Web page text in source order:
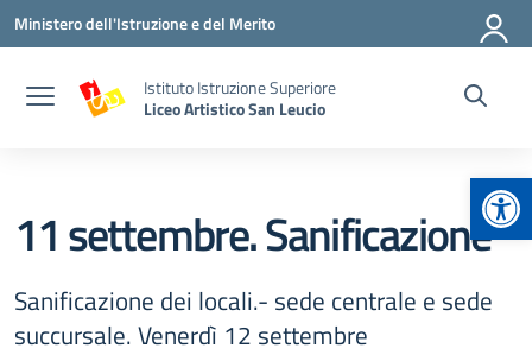
Vai ai contenuti
Vai al menu di navigazione
Vai al footer
Ministero dell'Istruzione e del Merito
Istituto Istruzione Superiore
Liceo Artistico San Leucio
11 settembre. Sanificazione
Sanificazione dei locali.- sede centrale e sede
succursale. Venerdì 12 settembre